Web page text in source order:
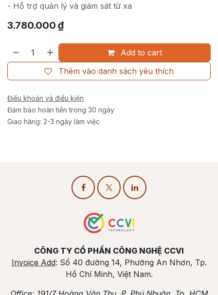
- Hỗ trợ quản lý và giám sát từ xa
3.780.000 ₫
Add to cart
Thêm vào danh sách yêu thích
Điều khoản và điều kiện
Đảm bảo hoàn tiền trong 30 ngày
Giao hàng: 2-3 ngày làm việc
CÔNG TY CỔ PHẦN CÔNG NGHỆ CCVI
Invoice Add: Số 40 đường 14, Phường An Nhơn, Tp.
Hồ Chí Minh, Việt Nam.